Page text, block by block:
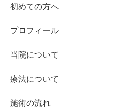
初めての方へ
プロフィール
当院について
療法について
施術の流れ